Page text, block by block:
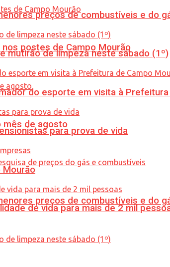
postes de Campo Mourão
mês de agosto
preços de combustíveis e do
preços de combustíveis e do
mutirão de limpeza neste sábado (1º)
do esporte em visita à
para prova de vida
Mourão
de vida para mais de 2 mil